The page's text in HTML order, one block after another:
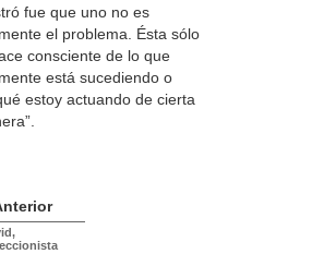
fue que uno no es
el problema. Ésta sólo
consciente de lo que
está sucediendo o
estoy actuando de cierta